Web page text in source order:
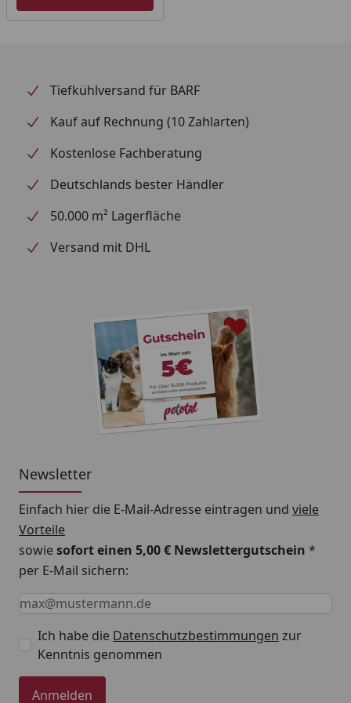
Tiefkühlversand für BARF
Kauf auf Rechnung (10 Zahlarten)
Kostenlose Fachberatung
Deutschlands bester Händler
50.000 m² Lagerfläche
Versand mit DHL
Newsletter
Einfach hier die E-Mail-Adresse eintragen und viele
Vorteile
sowiesofort einen 5,00 € Newslettergutschein *
per E-Mail sichern:
Keine Eingabe erforderlich
Eingabe erforderlich
E-Mail *
Ich habe die Datenschutzbestimmungen zur
Kenntnis genommen
Anmelden